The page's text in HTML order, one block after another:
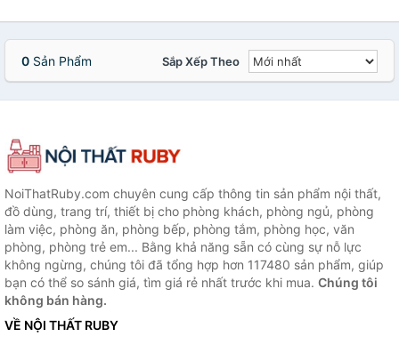
0 Sản Phẩm Sắp Xếp Theo
NoiThatRuby.com chuyên cung cấp thông tin sản phẩm nội thất,
đồ dùng, trang trí, thiết bị cho phòng khách, phòng ngủ, phòng
làm việc, phòng ăn, phòng bếp, phòng tắm, phòng học, văn
phòng, phòng trẻ em... Bằng khả năng sẵn có cùng sự nỗ lực
không ngừng, chúng tôi đã tổng hợp hơn 117480 sản phẩm, giúp
bạn có thể so sánh giá, tìm giá rẻ nhất trước khi mua. Chúng tôi
không bán hàng.
VỀ NỘI THẤT RUBY